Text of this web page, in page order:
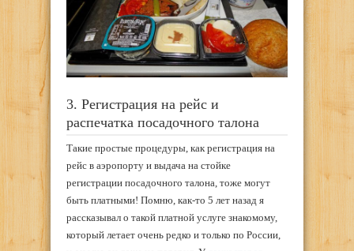
3. Регистрация на рейс и
распечатка посадочного талона
Такие простые процедуры, как регистрация на
рейс в аэропорту и выдача на стойке
регистрации посадочного талона, тоже могут
быть платными! Помню, как-то 5 лет назад я
рассказывал о такой платной услуге знакомому,
который летает очень редко и только по России,